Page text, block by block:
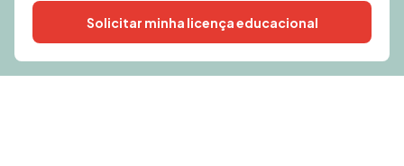
Solicitar minha licença educacional